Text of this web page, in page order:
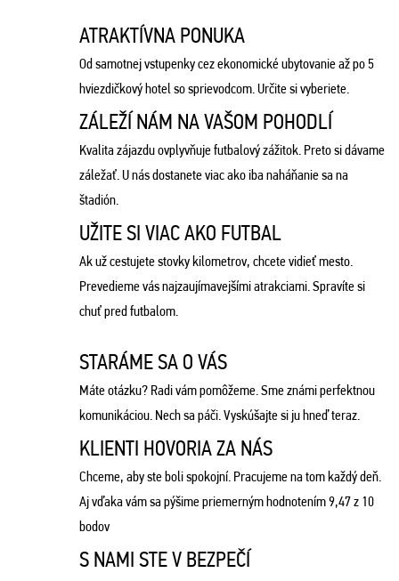
ATRAKTÍVNA PONUKA
Od samotnej vstupenky cez ekonomické ubytovanie až po 5
hviezdičkový hotel so sprievodcom. Určite si vyberiete.
ZÁLEŽÍ NÁM NA VAŠOM POHODLÍ
Kvalita zájazdu ovplyvňuje futbalový zážitok. Preto si dávame
záležať. U nás dostanete viac ako iba naháňanie sa na
štadión.
UŽITE SI VIAC AKO FUTBAL
Ak už cestujete stovky kilometrov, chcete vidieť mesto.
Prevedieme vás najzaujímavejšími atrakciami. Spravíte si
chuť pred futbalom.
STARÁME SA O VÁS
Máte otázku? Radi vám pomôžeme. Sme známi perfektnou
komunikáciou. Nech sa páči. Vyskúšajte si ju hneď teraz.
KLIENTI HOVORIA ZA NÁS
Chceme, aby ste boli spokojní. Pracujeme na tom každý deň.
Aj vďaka vám sa pýšime priemerným hodnotením 9,47 z 10
bodov
S NAMI STE V BEZPEČÍ